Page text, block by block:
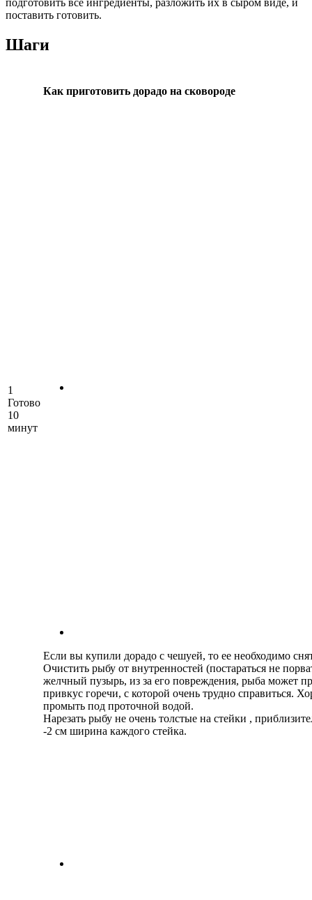
подготовить все ингредиенты, разложить их в сыром виде, и
поставить готовить.
Шаги
1
Готово
10
минут
Как приготовить дорадо на сковороде
Если вы купили дорадо с чешуей, то ее необходимо
Очистить рыбу от внутренностей (постараться не
желчный пузырь, из за его повреждения, рыба может
привкус горечи, с которой очень трудно справиться.
промыть под проточной водой.
Нарезать рыбу не очень толстые на стейки ,
-2 см ширина каждого стейка.